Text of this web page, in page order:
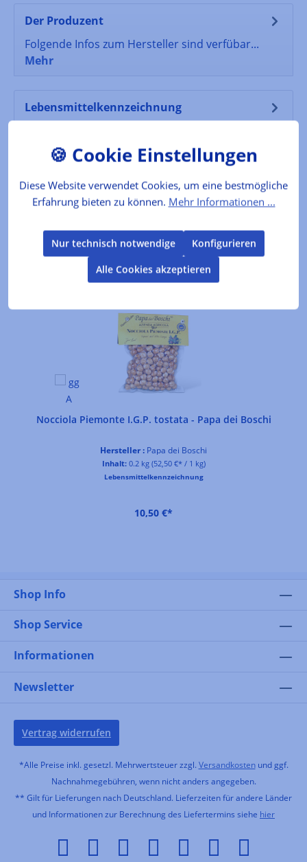
Der Produzent
Folgende Infos zum Hersteller sind verfübar...
Mehr
Lebensmittelkennzeichnung
Getrocknete Tomaten 36%, Olivenöl,
Sonnenblumenöl, Genueser Basilikum DOP 10%,
Bam…Mehr
Bewertungen
Produktgalerie überspringen
Kunden kauften auch
Nocciola Piemonte I.G.P. tostata - Papa dei Boschi
Hersteller : Papa dei Boschi
Inhalt: 0.2 kg (52,50 €* / 1 kg)
Lebensmittelkennzeichnung
10,50 €*
Shop Info
Shop Service
Informationen
Newsletter
Vertrag widerrufen
*Alle Preise inkl. gesetzl. Mehrwertsteuer zzgl. Versandkostenund ggf.
Nachnahmegebühren, wenn nicht anders angegeben.
** Gilt für Lieferungen nach Deutschland. Lieferzeiten für andere Länder
und Informationen zur Berechnung des Liefertermins siehe hier
Diese Website verwendet Cookies, um eine bestmögliche
Erfahrung bieten zu können. Mehr Informationen ...
Nur technisch notwendige
Konfigurieren
Alle Cookies akzeptieren